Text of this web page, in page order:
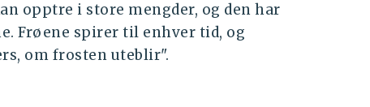
opptre i store mengder, og den har
Frøene spirer til enhver tid, og
om frosten uteblir".